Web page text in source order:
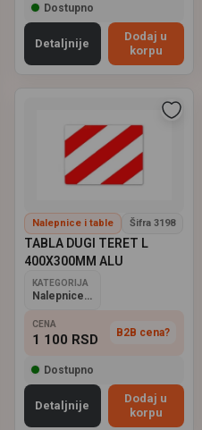
Dostupno
Detaljnije
Dodaj u
korpu
Nalepnice i table Šifra 3198
TABLA DUGI TERET L
400X300MM ALU
KATEGORIJA
Nalepnice i table
CENA
1 100 RSD B2B cena?
Dostupno
Detaljnije
Dodaj u
korpu